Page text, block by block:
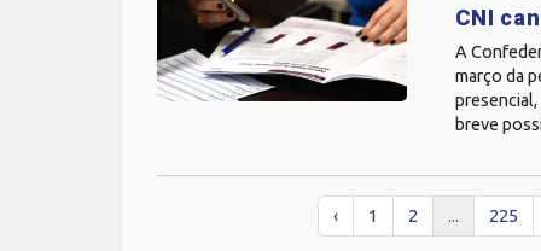
CNI
A
março da
breve
‹ 1 2 ... 225